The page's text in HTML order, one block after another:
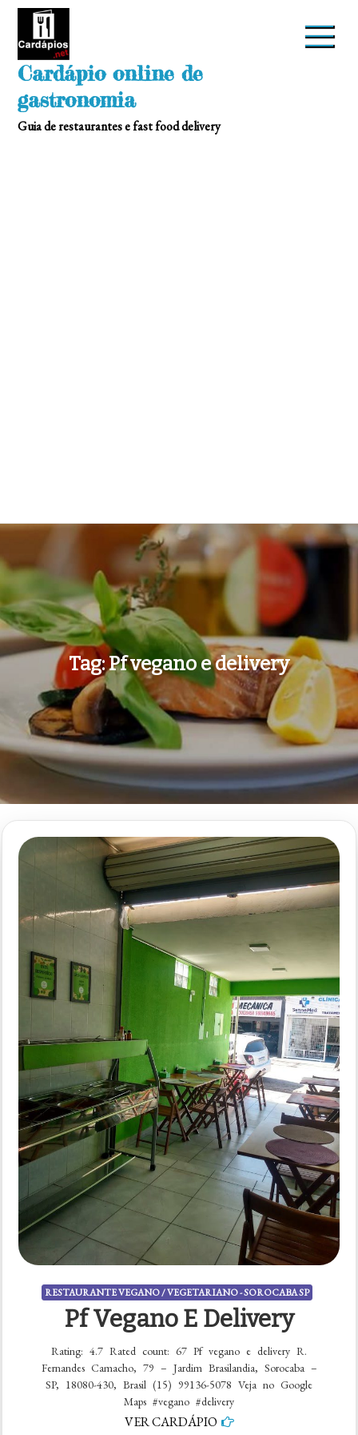
Skip
Cardápio online de
gastronomia
Guia de restaurantes e fast food delivery
Tag:Pf vegano e delivery
RESTAURANTE VEGANO / VEGETARIANO - SOROCABA SP
Pf Vegano E Delivery
Rating: 4.7 Rated count: 67 Pf vegano e delivery R.
Fernandes Camacho, 79 – Jardim Brasilandia, Sorocaba –
SP, 18080-430, Brasil (15) 99136-5078 Veja no Google
Maps #vegano #delivery
VER CARDÁPIO